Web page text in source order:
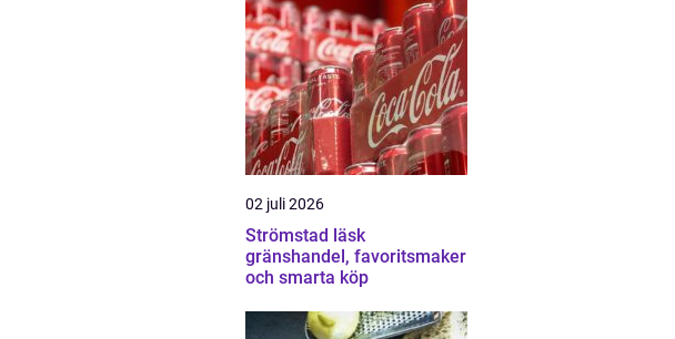
02 juli 2026
Strömstad läsk
gränshandel, favoritsmaker
och smarta köp